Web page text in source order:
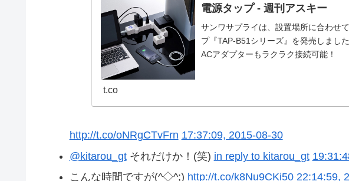
電源タップ - 週刊アスキー
サンワサプライは、設置場所に合わせ
プ『TAP-B51シリーズ』を発売しまし
ACアダプターもラクラク接続可能！
t.co
http://t.co/oNRgCTvFrn 17:37:09, 2015-08-30
@kitarou_gtそれだけか！(笑) in reply to kitarou_gt
こんな時間ですが(^◇^;) http://t.co/k8Nu9CKi50 22:14:59,